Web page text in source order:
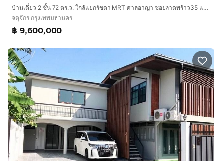
บ้านเดี่ยว 2 ชั้น 72 ตร.ว. ใกล้แยกรัชดา MRT ศาลอาญา ซอยลาดพร้าว35 แยก8 - 1 ถนนลาดพร้าว ถนนลาดพร้าว-วังหิน เขตจตุจักร กรุงเทพมหานคร
จตุจักร กรุงเทพมหานคร
฿ 9,600,000